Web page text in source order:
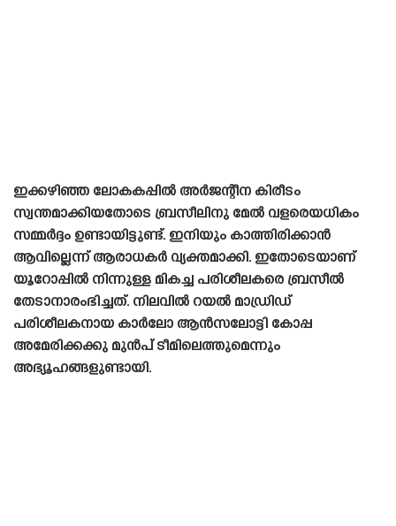
ഇക്കഴിഞ്ഞ ലോകകപ്പിൽ അർജന്റീന കിരീടം
സ്വന്തമാക്കിയതോടെ ബ്രസീലിനു മേൽ വളരെയധികം
സമ്മർദ്ദം ഉണ്ടായിട്ടുണ്ട്. ഇനിയും കാത്തിരിക്കാൻ
ആവില്ലെന്ന് ആരാധകർ വ്യക്തമാക്കി. ഇതോടെയാണ്
യൂറോപ്പിൽ നിന്നുള്ള മികച്ച പരിശീലകരെ ബ്രസീൽ
തേടാനാരംഭിച്ചത്. നിലവിൽ റയൽ മാഡ്രിഡ്
പരിശീലകനായ കാർലോ ആൻസലോട്ടി കോപ്പ
അമേരിക്കക്കു മുൻപ് ടീമിലെത്തുമെന്നും
അഭ്യൂഹങ്ങളുണ്ടായി.